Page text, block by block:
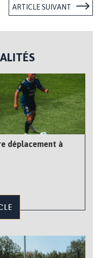
ARTICLE SUIVANT
déplacement à